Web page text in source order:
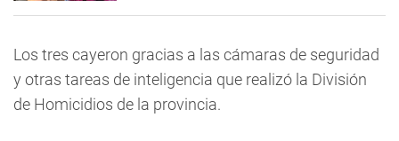
Los tres cayeron gracias a las cámaras de seguridad
y otras tareas de inteligencia que realizó la División
de Homicidios de la provincia.